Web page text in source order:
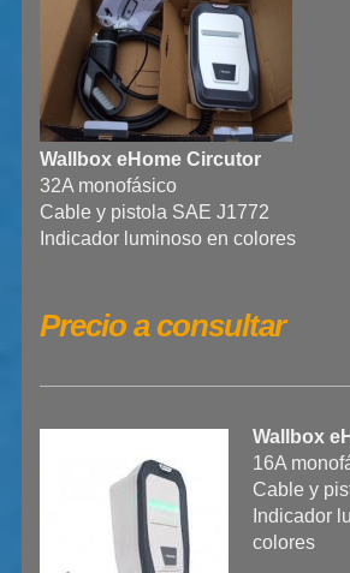
Wallbox eHome Circutor
32A monofásico
Cable y pistola SAE J1772
Indicador luminoso en colores
Precio a consultar
Wallbox
16A
Cable y
Indicador
colores